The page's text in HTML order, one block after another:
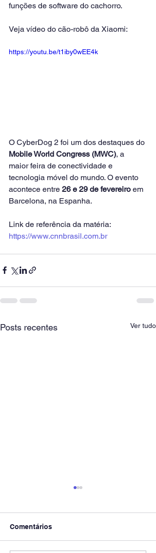
funções de software do cachorro.
Veja vídeo do cão-robô da Xiaomi:
https://youtu.be/t1iby0wEE4k
O CyberDog 2 foi um dos destaques do
Mobile World Congress (MWC), a
maior feira de conectividade e
tecnologia móvel do mundo. O evento
acontece entre 26 e 29 de fevereiro em
Barcelona, na Espanha.
Link de referência da matéria:
https://www.cnnbrasil.com.br
Posts recentes Ver tudo
Comentários